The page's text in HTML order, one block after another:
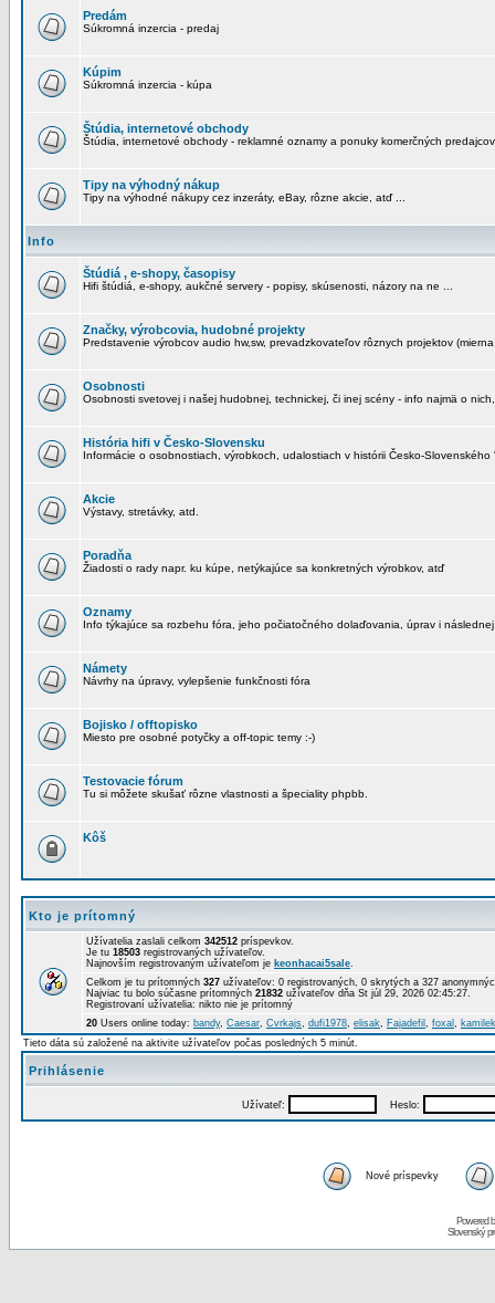
Predám
Súkromná inzercia - predaj
Kúpim
Súkromná inzercia - kúpa
Štúdia, internetové obchody
Štúdia, internetové obchody - reklamné oznamy a ponuky komerčných predajcov
Tipy na výhodný nákup
Tipy na výhodné nákupy cez inzeráty, eBay, rôzne akcie, atď ...
Info
Štúdiá , e-shopy, časopisy
Hifi štúdiá, e-shopy, aukčné servery - popisy, skúsenosti, názory na ne ...
Značky, výrobcovia, hudobné projekty
Predstavenie výrobcov audio hw,sw, prevadzkovateľov rôznych projektov
Osobnosti
Osobnosti svetovej i našej hudobnej, technickej, či inej scény - info najmä o
História hifi v Česko-Slovensku
Informácie o osobnostiach, výrobkoch, udalostiach v histórii Česko-Slovenského
Akcie
Výstavy, stretávky, atd.
Poradňa
Žiadosti o rady napr. ku kúpe, netýkajúce sa konkretných výrobkov, atď
Oznamy
Info týkajúce sa rozbehu fóra, jeho počiatočného dolaďovania, úprav i
Námety
Návrhy na úpravy, vylepšenie funkčnosti fóra
Bojisko / offtopisko
Miesto pre osobné potyčky a off-topic temy :-)
Testovacie fórum
Tu si môžete skušať rôzne vlastnosti a špeciality phpbb.
Kôš
Kto je prítomný
Užívatelia zaslali celkom 342512 príspevkov.
Je tu 18503 registrovaných užívateľov.
Najnovším registrovaným užívateľom je keonhacai5sale.
Celkom je tu prítomných 327 užívateľov: 0 registrovaných, 0 skrytých a 327
Najviac tu bolo súčasne prítomných 21832 užívateľov dňa St júl 29, 2026 02:45:27.
Registrovaní užívatelia: nikto nie je prítomný
20 Users online today: bandy, Caesar, Cvrkajs, dufi1978, elisak, Fajadefil , foxal ,
Tieto dáta sú založené na aktivite užívateľov počas posledných 5 minút.
Prihlásenie
Užívateľ: Heslo:
Nové príspevky
Powered
Slovenský